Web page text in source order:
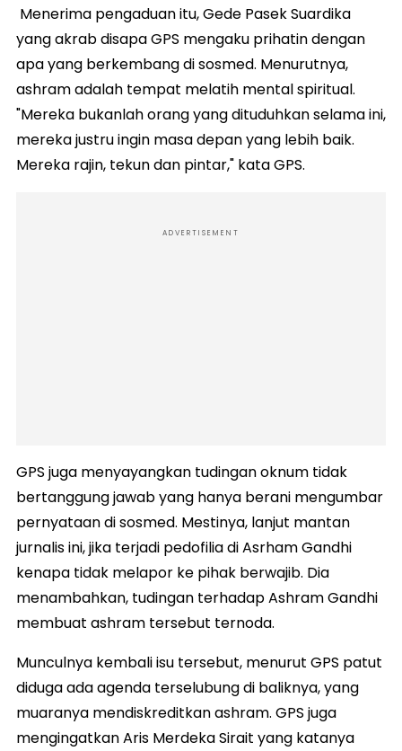
Menerima pengaduan itu, Gede Pasek Suardika
yang akrab disapa GPS mengaku prihatin dengan
apa yang berkembang di sosmed. Menurutnya,
ashram adalah tempat melatih mental spiritual.
"Mereka bukanlah orang yang dituduhkan selama ini,
mereka justru ingin masa depan yang lebih baik.
Mereka rajin, tekun dan pintar," kata GPS.
ADVERTISEMENT
GPS juga menyayangkan tudingan oknum tidak
bertanggung jawab yang hanya berani mengumbar
pernyataan di sosmed. Mestinya, lanjut mantan
jurnalis ini, jika terjadi pedofilia di Asrham Gandhi
kenapa tidak melapor ke pihak berwajib. Dia
menambahkan, tudingan terhadap Ashram Gandhi
membuat ashram tersebut ternoda.
Munculnya kembali isu tersebut, menurut GPS patut
diduga ada agenda terselubung di baliknya, yang
muaranya mendiskreditkan ashram. GPS juga
mengingatkan Aris Merdeka Sirait yang katanya